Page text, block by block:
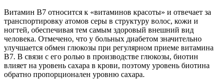
Витамин В7 относится к «витаминов красоты» и отвечает за
транспортировку атомов серы в структуру волос, кожи и
ногтей, обеспечивая тем самым здоровый внешний вид
человека. Отмечено, что у больных диабетом значительно
улучшается обмен глюкозы при регулярном приеме витамина
В7. В связи с его ролью в производстве глюкозы, биотин
влияет на уровень сахара в крови, поэтому уровень биотина
обратно пропорционален уровню сахара.